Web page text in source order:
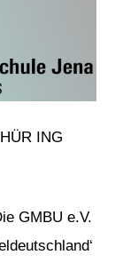
ING
GMBU e.V.